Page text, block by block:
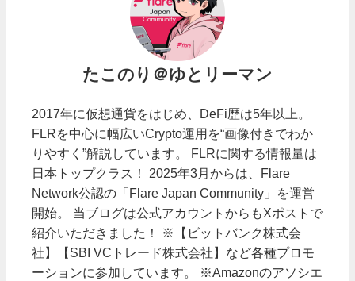
たこのり＠ゆとリーマン
2017年に仮想通貨をはじめ、DeFi歴は5年以上。
FLRを中心に幅広いCrypto運用を“画像付きでわか
りやすく”解説しています。 FLRに関する情報量は
日本トップクラス！ 2025年3月からは、Flare
Network公認の「Flare Japan Community」を運営
開始。 当ブログは公式アカウントからもXポストで
紹介いただきました！ ※【ビットバンク株式会
社】【SBI VCトレード株式会社】など各種プロモ
ーションに参加しています。 ※Amazonのアソシエ